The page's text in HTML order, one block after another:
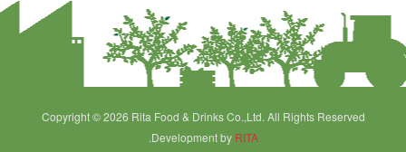
Copyright © 2026 Rita Food & Drinks Co.,Ltd. All Rights Reserved
.Development by RITA